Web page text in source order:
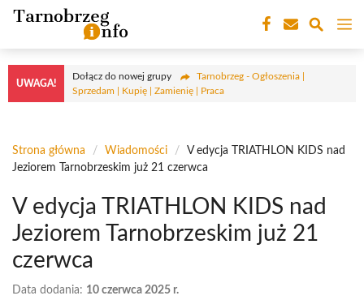
Przejdź
treści
UWAGA!
Dołącz do nowej grupy
Tarnobrzeg - Ogłoszenia |
Sprzedam | Kupię | Zamienię | Praca
Strona główna / Wiadomości /
V edycja TRIATHLON KIDS nad
Jeziorem Tarnobrzeskim już 21 czerwca
V edycja TRIATHLON KIDS nad
Jeziorem Tarnobrzeskim już 21
czerwca
Data dodania: 10 czerwca 2025 r.